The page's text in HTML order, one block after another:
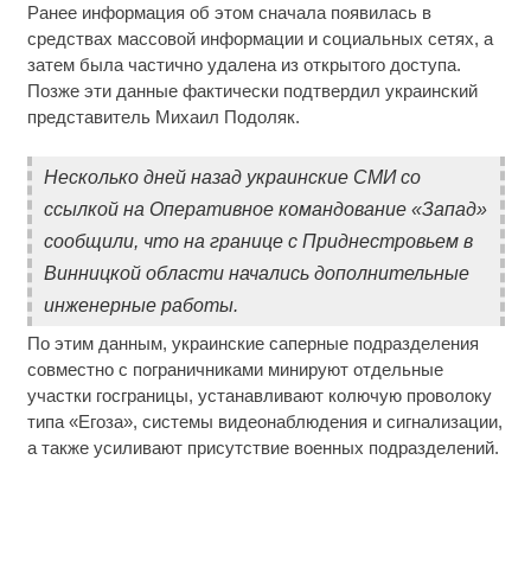
Ранее информация об этом сначала появилась в
средствах массовой информации и социальных сетях, а
затем была частично удалена из открытого доступа.
Позже эти данные фактически подтвердил украинский
представитель Михаил Подоляк.
Несколько дней назад украинские СМИ со
ссылкой на Оперативное командование «Запад»
сообщили, что на границе с Приднестровьем в
Винницкой области начались дополнительные
инженерные работы.
По этим данным, украинские саперные подразделения
совместно с пограничниками минируют отдельные
участки госграницы, устанавливают колючую проволоку
типа «Егоза», системы видеонаблюдения и сигнализации,
а также усиливают присутствие военных подразделений.